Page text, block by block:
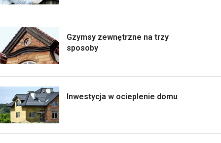
Gzymsy zewnętrzne na trzy
sposoby
Inwestycja w ocieplenie domu